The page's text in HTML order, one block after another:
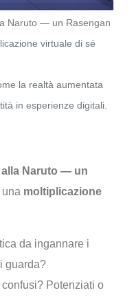
Naruto — un Rasengan
virtuale di sé
la realtà aumentata
in esperienze digitali.
Naruto — un
moltiplicazione
da ingannare i
guarda?
Potenziati o